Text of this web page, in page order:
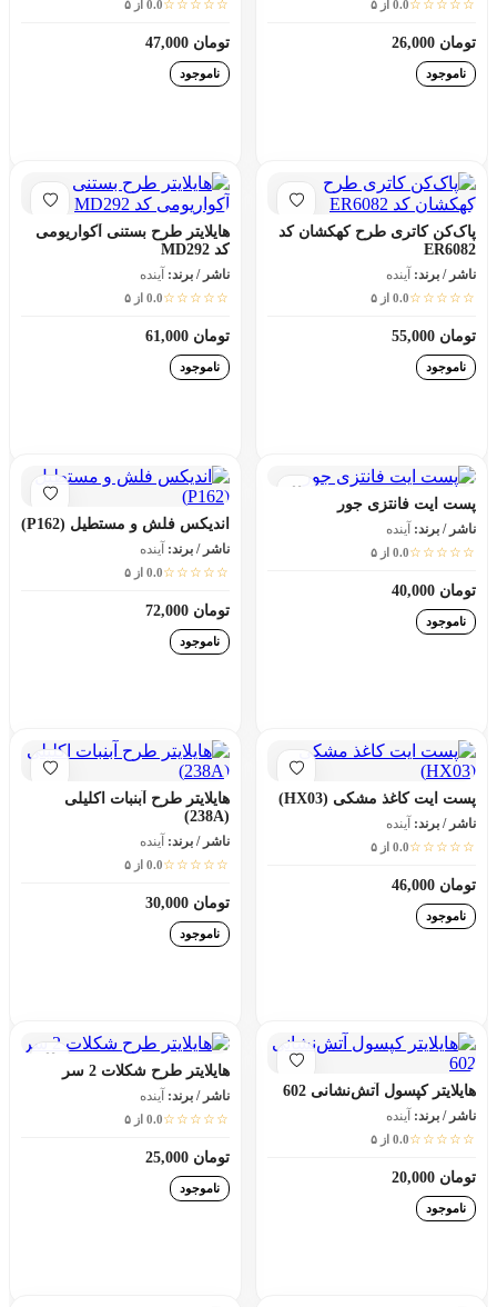
☆☆☆☆☆0.0 از ۵
تومان 26,000
ناموجود
☆☆☆☆☆0.0 از ۵
تومان 47,000
ناموجود
پاک‌کن کاتری طرح کهکشان کد
ER6082
ناشر / برند: آینده
☆☆☆☆☆0.0 از ۵
تومان 55,000
ناموجود
هایلایتر طرح بستنی آکواریومی
کد MD292
ناشر / برند: آینده
☆☆☆☆☆0.0 از ۵
تومان 61,000
ناموجود
پست ایت فانتزی جور
ناشر / برند: آینده
☆☆☆☆☆0.0 از ۵
تومان 40,000
ناموجود
اندیکس فلش و مستطیل (P162)
ناشر / برند: آینده
☆☆☆☆☆0.0 از ۵
تومان 72,000
ناموجود
پست ایت کاغذ مشکی (HX03)
ناشر / برند: آینده
☆☆☆☆☆0.0 از ۵
تومان 46,000
ناموجود
هایلایتر طرح آبنبات اکلیلی
(238A)
ناشر / برند: آینده
☆☆☆☆☆0.0 از ۵
تومان 30,000
ناموجود
هایلایتر کپسول آتش‌نشانی 602
ناشر / برند: آینده
☆☆☆☆☆0.0 از ۵
تومان 20,000
ناموجود
هایلایتر طرح شکلات 2 سر
ناشر / برند: آینده
☆☆☆☆☆0.0 از ۵
تومان 25,000
ناموجود